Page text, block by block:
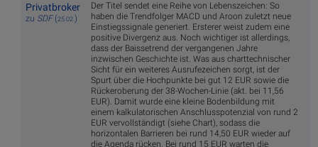
Privatbroker
zu SDF(25.02.)
Der Titel sendet eine Reihe von Lebenszeichen: So
haben die Trendfolger MACD und Aroon zuletzt neue
Einstiegssignale generiert. Ersterer weist zudem eine
positive Divergenz aus. Noch wichtiger ist allerdings,
dass der Baissetrend der vergangenen Jahre
inzwischen Geschichte ist. Was aus charttechnischer
Sicht für ein weiteres Ausrufezeichen sorgt, ist der
Spurt über die Hochpunkte bei gut 12 EUR sowie die
Rückeroberung der 38-Wochen-Linie (akt. bei 11,56
EUR). Damit wurde eine kleine Bodenbildung mit
einem kalkulatorischen Anschlusspotenzial von rund 2
EUR vervollständigt (siehe Chart), sodass die
horizontalen Barrieren bei rund 14,50 EUR wieder auf
die Agenda rücken. Bei rund 15 EUR warten die